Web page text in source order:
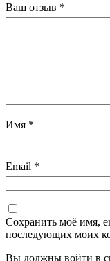
Ваш отзыв *
Имя *
Email *
Сохранить моё имя,
последующих моих
Вы должны войти в